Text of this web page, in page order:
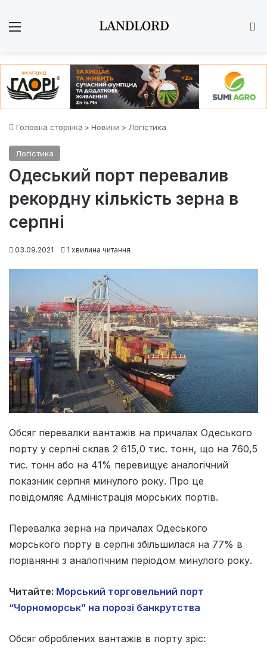
Головна сторінка > Новини > Логістика
Логістика
Одеський порт перевалив
рекордну кількість зерна в
серпні
03.09.2021 1 хвилина читання
Обсяг перевалки вантажів на причалах Одеського
порту у серпні склав 2 615,0 тис. тонн, що на 760,5
тис. тонн або на 41% перевищує аналогічний
показник серпня минулого року. Про це
повідомляє Адміністрація морських портів.
Перевалка зерна на причалах Одеського
морського порту в серпні збільшилася на 77% в
порівнянні з аналогічним періодом минулого року.
Читайте: Морський торговельний порт
“Чорноморськ” на порозі банкрутства
Обсяг оброблених вантажів в порту зріс: